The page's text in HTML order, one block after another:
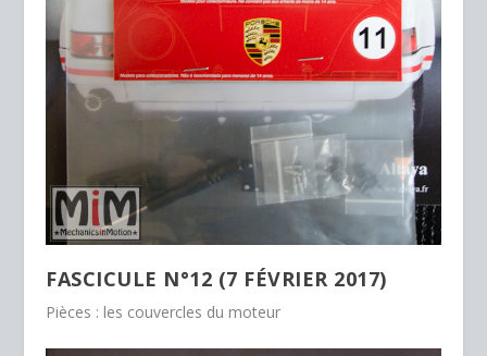
FASCICULE N°12 (7 FÉVRIER 2017)
Pièces : les couvercles du moteur